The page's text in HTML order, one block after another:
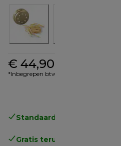
€ 44,90
*Inbegrepen btw
Standaard gratis verzending
Gratis terugsturen